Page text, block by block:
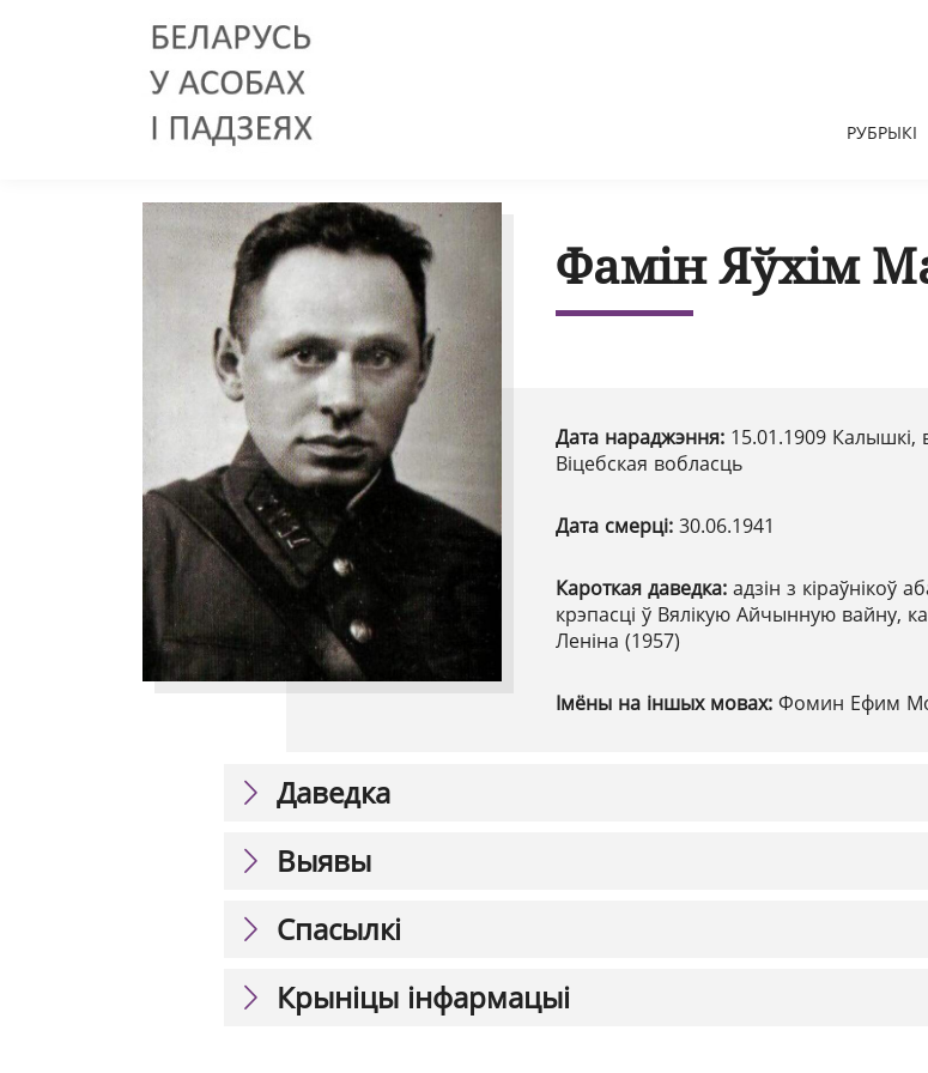
РУБРЫКІ
Фамін Яўхім
Дата нараджэння: 15.01.1909 Калышкі,
Віцебская вобласць
Дата смерці: 30.06.1941
Кароткая даведка: адзін з кіраўнікоў
крэпасці ў Вялікую Айчынную вайну,
Леніна (1957)
Імёны на іншых мовах: Фомин Ефим
Даведка
Выявы
Спасылкі
Крыніцы інфармацыі